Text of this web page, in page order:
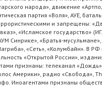
народа», движение
партия «Воля», АУЕ,
и запрещены:
«Исламское государство»
Синрике», «Братья-
«Сеть», «Колумбайн». В
«Открытой России»,
признаны: телеканал
Америки», радио «Свобода»,
Иноагентами признаны